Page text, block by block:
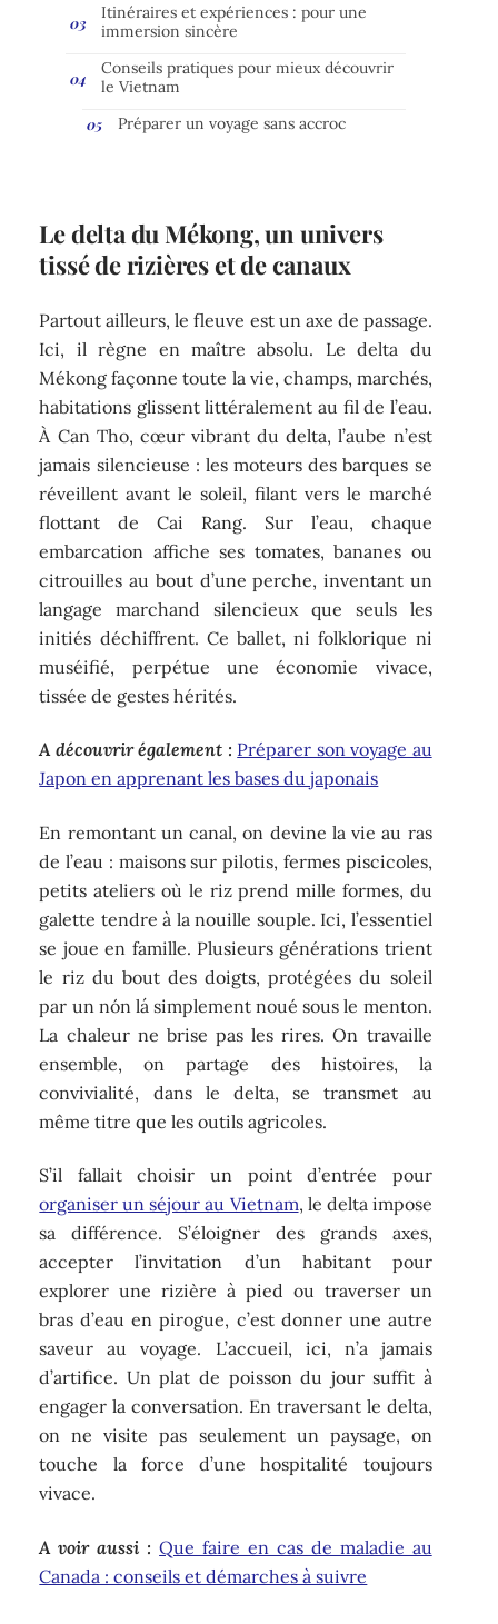
Itinéraires et expériences : pour une
immersion sincère
Conseils pratiques pour mieux découvrir
le Vietnam
Préparer un voyage sans accroc
Le delta du Mékong, un univers
tissé de rizières et de canaux
Partout ailleurs, le fleuve est un axe de passage.
Ici, il règne en maître absolu. Le delta du
Mékong façonne toute la vie, champs, marchés,
habitations glissent littéralement au fil de l’eau.
À Can Tho, cœur vibrant du delta, l’aube n’est
jamais silencieuse : les moteurs des barques se
réveillent avant le soleil, filant vers le marché
flottant de Cai Rang. Sur l’eau, chaque
embarcation affiche ses tomates, bananes ou
citrouilles au bout d’une perche, inventant un
langage marchand silencieux que seuls les
initiés déchiffrent. Ce ballet, ni folklorique ni
muséifié, perpétue une économie vivace,
tissée de gestes hérités.
A découvrir également : Préparer son voyage au
Japon en apprenant les bases du japonais
En remontant un canal, on devine la vie au ras
de l’eau : maisons sur pilotis, fermes piscicoles,
petits ateliers où le riz prend mille formes, du
galette tendre à la nouille souple. Ici, l’essentiel
se joue en famille. Plusieurs générations trient
le riz du bout des doigts, protégées du soleil
par un nón lá simplement noué sous le menton.
La chaleur ne brise pas les rires. On travaille
ensemble, on partage des histoires, la
convivialité, dans le delta, se transmet au
même titre que les outils agricoles.
S’il fallait choisir un point d’entrée pour
organiser un séjour au Vietnam, le delta impose
sa différence. S’éloigner des grands axes,
accepter l’invitation d’un habitant pour
explorer une rizière à pied ou traverser un
bras d’eau en pirogue, c’est donner une autre
saveur au voyage. L’accueil, ici, n’a jamais
d’artifice. Un plat de poisson du jour suffit à
engager la conversation. En traversant le delta,
on ne visite pas seulement un paysage, on
touche la force d’une hospitalité toujours
vivace.
A voir aussi : Que faire en cas de maladie au
Canada : conseils et démarches à suivre